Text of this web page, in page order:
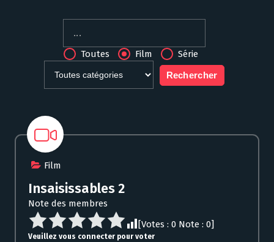
Toutes Film Série
Film
Insaisissables 2
Note des membres
[Votes : 0 Note : 0]
Veuillez vous connecter pour voter